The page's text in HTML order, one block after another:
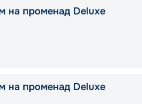
на променад Deluxe
на променад Deluxe